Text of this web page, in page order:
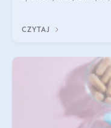
zwiększa masę
CZYTAJ